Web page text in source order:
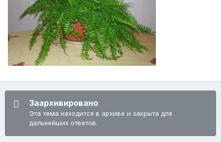
Заархивировано
Эта тема находится в архиве и закрыта для
дальнейших ответов.